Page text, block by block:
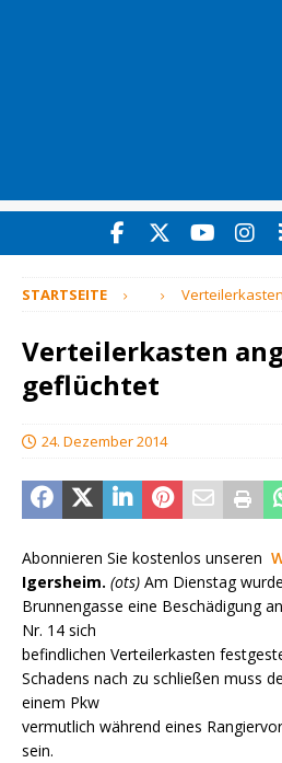
STARTSEITE
Verteilerkasten
geflüchtet
24. Dezember 2014
Abonnieren Sie kostenlos unseren
Igersheim. (ots) Am Dienstag
Brunnengasse eine Beschädigung
Nr. 14 sich
befindlichen Verteilerkasten
Schadens nach zu schließen muss
einem Pkw
vermutlich während eines
sein.